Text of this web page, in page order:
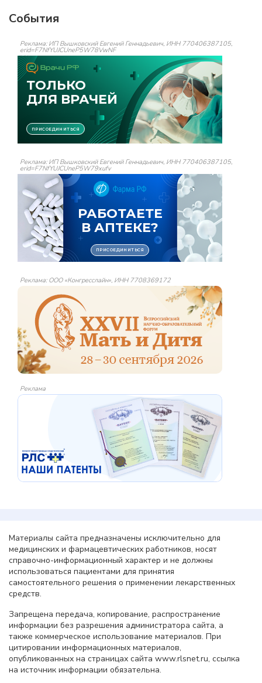
События
Реклама: ИП Вышковский Евгений Геннадьевич, ИНН 770406387105,
erid=F7NfYUJCUneP5W78VwNF
Реклама: ИП Вышковский Евгений Геннадьевич, ИНН 770406387105,
erid=F7NfYUJCUneP5W79xufv
Реклама: ООО «Конгресслайн», ИНН 7708369172
Реклама
Материалы сайта предназначены исключительно для
медицинских и фармацевтических работников, носят
справочно-информационный характер и не должны
использоваться пациентами для принятия
самостоятельного решения о применении лекарственных
средств.
Запрещена передача, копирование, распространение
информации без разрешения администратора сайта, а
также коммерческое использование материалов. При
цитировании информационных материалов,
опубликованных на страницах сайта www.rlsnet.ru, ссылка
на источник информации обязательна.